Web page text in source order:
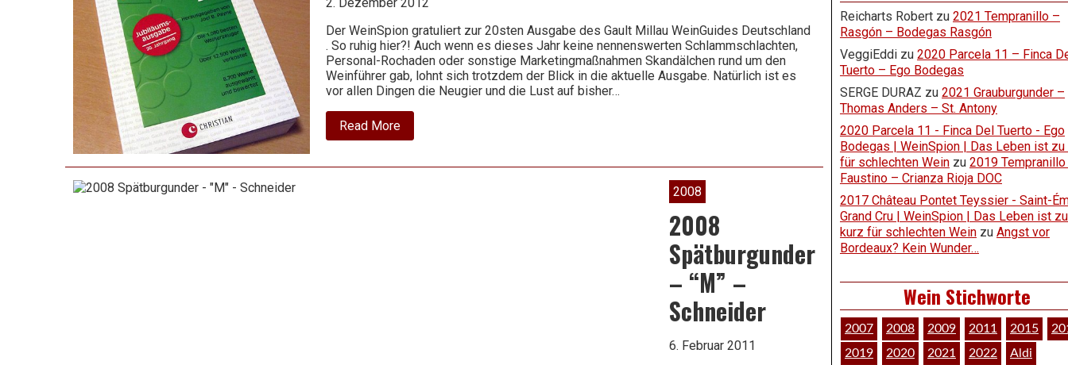
Der WeinSpion gratuliert zur 20sten Ausgabe des Gault Millau WeinGuides Deutschland
. So ruhig hier?! Auch wenn es dieses Jahr keine nennenswerten Schlammschlachten,
Personal-Rochaden oder sonstige Marketingmaßnahmen Skandälchen rund um den
Weinführer gab, lohnt sich trotzdem der Blick in die aktuelle Ausgabe. Natürlich ist es
vor allen Dingen die Neugier und die Lust auf bisher…
Read Moreabout
Gault
2008
2008
Spätburgunder
– “M” –
Schneider
6. Februar 2011
Reicharts Robert zu 2021 Tempranillo –
Rasgón – Bodegas Rasgón
VeggiEddi zu 2020 Parcela 11 – Finca
Tuerto – Ego Bodegas
SERGE DURAZ zu 2021 Grauburgunder –
Thomas Anders – St. Antony
2020 Parcela 11 - Finca Del Tuerto - Ego
Bodegas | WeinSpion | Das Leben ist zu
für schlechten Wein zu 2019
Faustino – Crianza Rioja DOC
2017 Château Pontet Teyssier - Saint-
Grand Cru | WeinSpion | Das Leben ist zu
kurz für schlechten Wein zu Angst vor
Bordeaux? Kein Wunder…
Wein Stichworte
2007 2008 2009 2011 2015
2019
2020 2021 2022
Aldi